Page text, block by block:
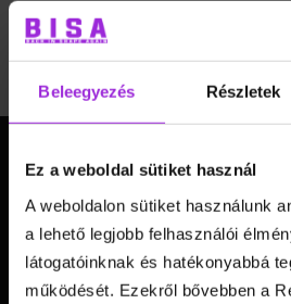
Beleegyezés Részletek
Ez a weboldal sütiket használ
A weboldalon sütiket használunk
a lehető legjobb felhasználói
látogatóinknak és hatékonyabbá
működését. Ezekről bővebben a
KAPCSOLAT
GYIK
Elérhetőségeim
hello@goganiko.hu